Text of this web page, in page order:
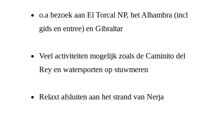
o.a bezoek aan El Torcal NP, het Alhambra (incl
gids en entree) en Gibraltar
Veel activiteiten mogelijk zoals de Caminito del
Rey en watersporten op stuwmeren
Relaxt afsluiten aan het strand van Nerja